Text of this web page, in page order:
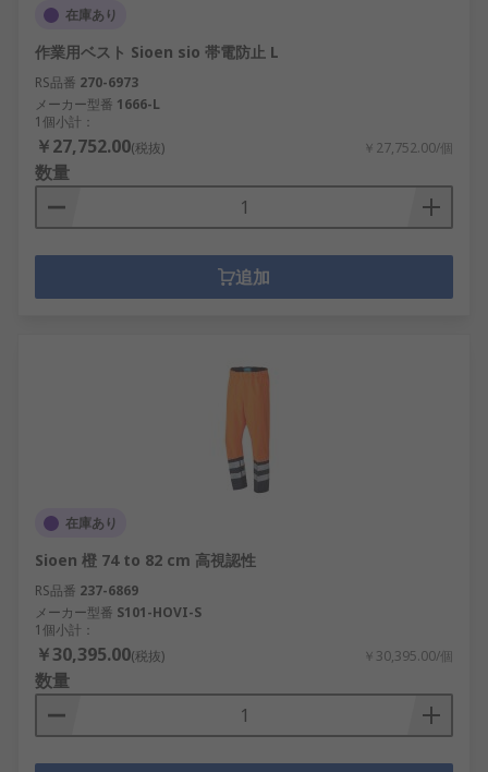
在庫あり
作業用ベスト Sioen sio 帯電防止 L
RS品番 270-6973
メーカー型番 1666-L
1個小計：
￥27,752.00(税抜) ￥27,752.00/個
数量
追加
在庫あり
Sioen 橙 74 to 82 cm 高視認性
RS品番 237-6869
メーカー型番 S101-HOVI-S
1個小計：
￥30,395.00(税抜) ￥30,395.00/個
数量